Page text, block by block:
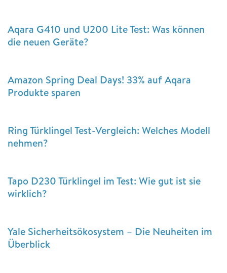
Aqara G410 und U200 Lite Test: Was können
die neuen Geräte?
Amazon Spring Deal Days! 33% auf Aqara
Produkte sparen
Ring Türklingel Test-Vergleich: Welches Modell
nehmen?
Tapo D230 Türklingel im Test: Wie gut ist sie
wirklich?
Yale Sicherheitsökosystem – Die Neuheiten im
Überblick